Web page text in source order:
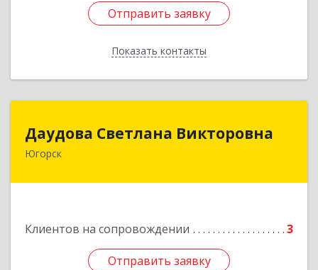
Отправить заявку
Показать контакты
Отправить заявку
Назад
Даудова Светлана Викторовна
Югорск
Клиентов на сопровождении 3
Отправить заявку
Отправить заявку